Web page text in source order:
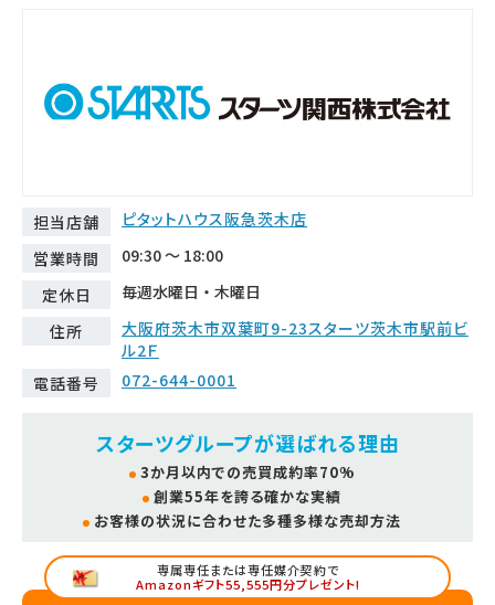
担当店舗
ピタットハウス阪急茨木店
営業時間
09:30 ～ 18:00
定休日
毎週水曜日・木曜日
住所
大阪府茨木市双葉町9-23スターツ茨木市駅前ビ
ル2Ｆ
電話番号
072-644-0001
スターツグループが選ばれる理由
3か月以内での売買成約率70%
創業55年を誇る確かな実績
お客様の状況に合わせた多種多様な売却方法
専属専任または専任媒介契約で
Amazonギフト55,555円分プレゼント!